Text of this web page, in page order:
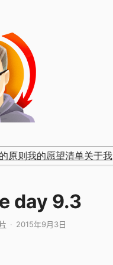
原则 我的愿望清单关于我
day 9.3
2015年9月3日